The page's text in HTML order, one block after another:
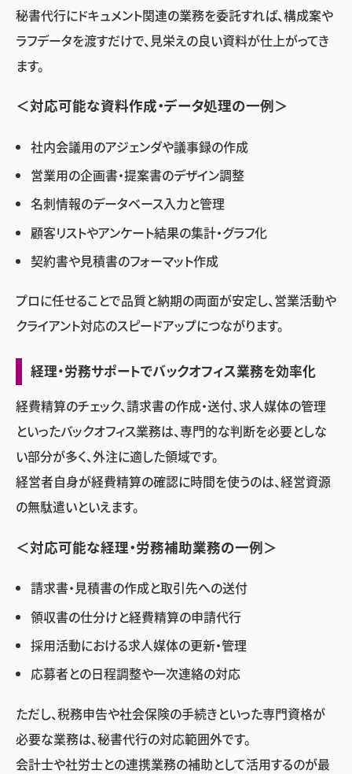
秘書代行にドキュメント関連の業務を委託すれば、構成案や
ラフデータを渡すだけで、見栄えの良い資料が仕上がってき
ます。
＜対応可能な資料作成・データ処理の一例＞
社内会議用のアジェンダや議事録の作成
営業用の企画書・提案書のデザイン調整
名刺情報のデータベース入力と管理
顧客リストやアンケート結果の集計・グラフ化
契約書や見積書のフォーマット作成
プロに任せることで品質と納期の両面が安定し、営業活動や
クライアント対応のスピードアップにつながります。
経理・労務サポートでバックオフィス業務を効率化
経費精算のチェック、請求書の作成・送付、求人媒体の管理
といったバックオフィス業務は、専門的な判断を必要としな
い部分が多く、外注に適した領域です。
経営者自身が経費精算の確認に時間を使うのは、経営資源
の無駄遣いといえます。
＜対応可能な経理・労務補助業務の一例＞
請求書・見積書の作成と取引先への送付
領収書の仕分けと経費精算の申請代行
採用活動における求人媒体の更新・管理
応募者との日程調整や一次連絡の対応
ただし、税務申告や社会保険の手続きといった専門資格が
必要な業務は、秘書代行の対応範囲外です。
会計士や社労士との連携業務の補助として活用するのが最